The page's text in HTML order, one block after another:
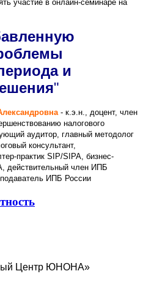
участие в онлайн-семинаре на
и
"
- к.э.н., доцент, член
налогового
аудитор, главный методолог
консультант,
практик SIP/SIPA, бизнес-
действительный член ИПБ
ИПБ России
Центр ЮНОНА»